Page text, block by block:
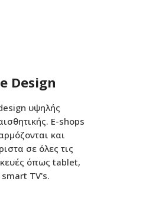
Design
υψηλής
E-shops
και
σε όλες τις
όπως tablet,
TV's.